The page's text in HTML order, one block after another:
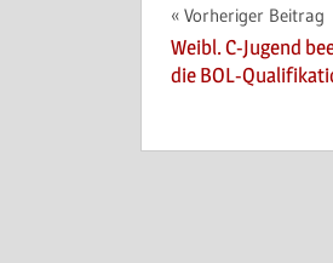
Vorheriger Beitrag
Weibl. C-Jugend
die BOL-